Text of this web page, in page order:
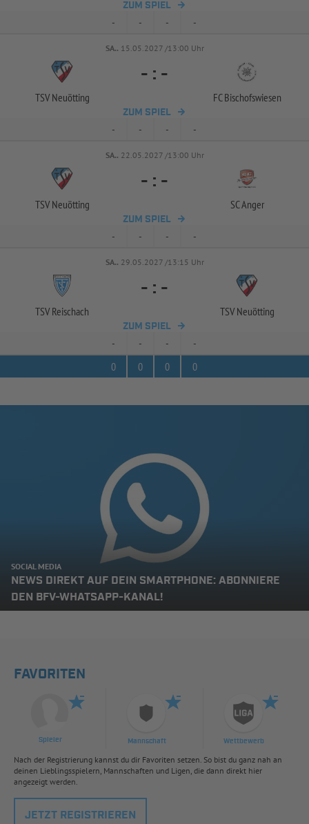
ZUM SPIEL
- - - -
SA.. 15.05.2027 /13:00 Uhr
TSV Neuötting
- : -
FC Bischofswiesen
ZUM SPIEL
- - - -
SA.. 22.05.2027 /13:00 Uhr
TSV Neuötting
- : -
SC Anger
ZUM SPIEL
- - - -
SA.. 29.05.2027 /13:15 Uhr
TSV Reischach
- : -
TSV Neuötting
ZUM SPIEL
- - -
-
0
0 0 0
SOCIAL MEDIA
NEWS DIREKT AUF DEIN SMARTPHONE: ABONNIERE
DEN BFV-WHATSAPP-KANAL!
FAVORITEN
Spieler Mannschaft Wettbewerb
Nach der Registrierung kannst du dir Favoriten setzen. So bist du ganz nah an
deinen Lieblingsspielern, Mannschaften und Ligen, die dann direkt hier
angezeigt werden.
JETZT REGISTRIEREN